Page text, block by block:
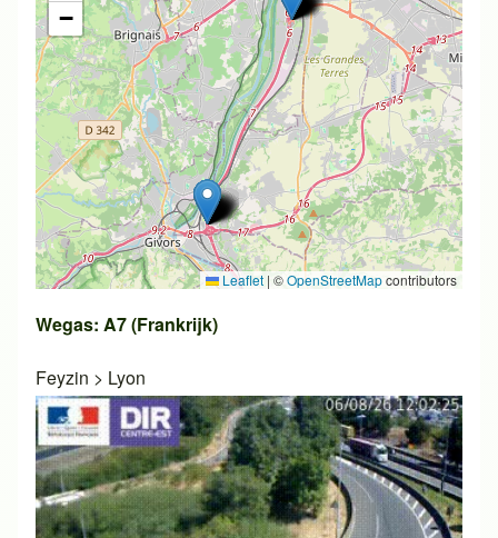
−
Leaflet | ©OpenStreetMapcontributors
Wegas: A7 (Frankrijk)
Feyzin > Lyon